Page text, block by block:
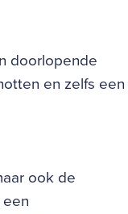
doorlopende
en zelfs een
ook de